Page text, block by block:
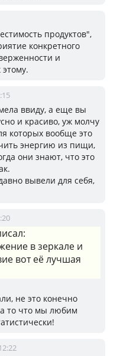
продуктов",
конкретного
и
ввиду, а еще вы
и красиво, уж молчу
которых вообще это
энергию из пищи,
они знают, что это
вывели для себя,
в зеркале и
вот её лучшая
не это конечно
то что мы любим